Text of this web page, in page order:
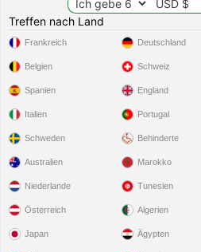
Treffen nach Land
Frankreich
Belgien
Spanien
Italien
Schweden
Deutschland
Schweiz
England
Portugal
Behinderte
Australien
Niederlande
Österreich
Japan
Marokko
Tunesien
Algerien
Ägypten